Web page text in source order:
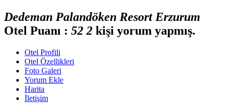
Dedeman Palandöken Resort Erzurum
Otel Puanı : 52 2 kişi yorum yapmış.
Otel Profili
Otel Özellikleri
Foto Galeri
Yorum Ekle
Harita
İletişim